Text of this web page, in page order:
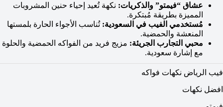
عشاق “فيمتو” والذكريات: نكهة تُعيد إحياء حنين المشروبات
المميزة بطريقة مُبتكرة.
مُستخدمي الفيب في السعودية: تُناسب الأجواء الحارة بلمستها
المنعشة والحمضية.
محبي التجارب الجريئة: مزيج فريد من الفواكه الحمضية والحلوة
مع إشارة سعودية.
فيب الرياض نكهات فواكه
افضل نكهات